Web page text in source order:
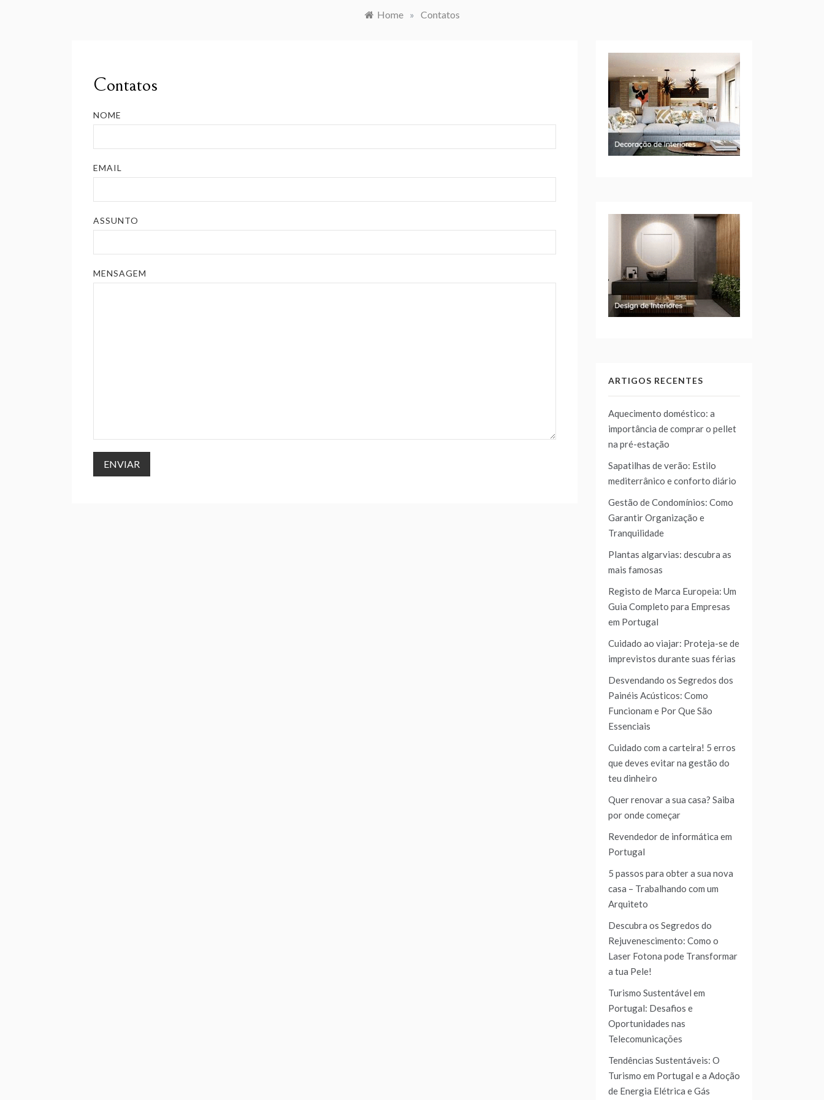
Home » Contatos
Contatos
NOME
EMAIL
ASSUNTO
MENSAGEM
ARTIGOS RECENTES
Aquecimento doméstico: a
importância de comprar o pellet
na pré-estação
Sapatilhas de verão: Estilo
mediterrânico e conforto diário
Gestão de Condomínios: Como
Garantir Organização e
Tranquilidade
Plantas algarvias: descubra as
mais famosas
Registo de Marca Europeia: Um
Guia Completo para Empresas
em Portugal
Cuidado ao viajar: Proteja-se de
imprevistos durante suas férias
Desvendando os Segredos dos
Painéis Acústicos: Como
Funcionam e Por Que São
Essenciais
Cuidado com a carteira! 5 erros
que deves evitar na gestão do
teu dinheiro
Quer renovar a sua casa? Saiba
por onde começar
Revendedor de informática em
Portugal
5 passos para obter a sua nova
casa – Trabalhando com um
Arquiteto
Descubra os Segredos do
Rejuvenescimento: Como o
Laser Fotona pode Transformar
a tua Pele!
Turismo Sustentável em
Portugal: Desafios e
Oportunidades nas
Telecomunicações
Tendências Sustentáveis: O
Turismo em Portugal e a Adoção
de Energia Elétrica e Gás